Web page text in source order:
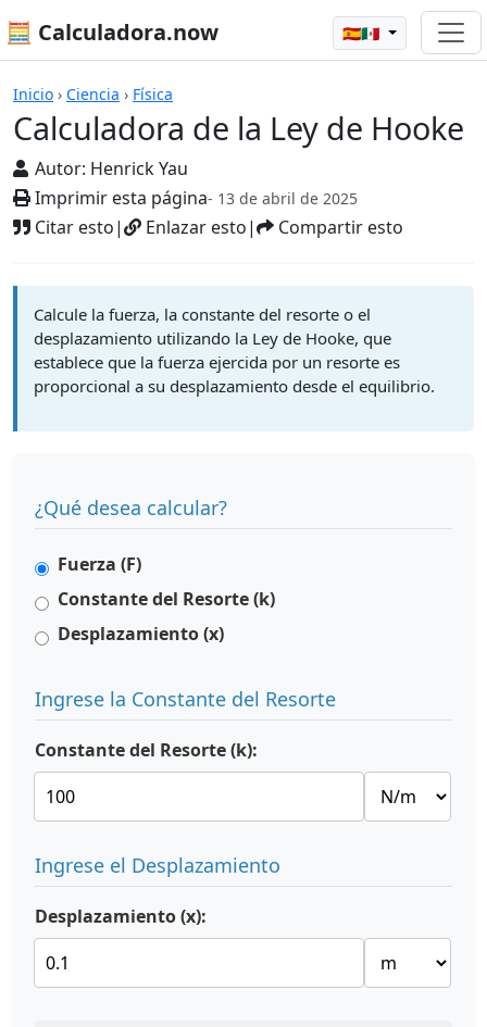
🧮 Calculadora.now 🇪🇸🇲🇽
Inicio › Ciencia › Física
Calculadora de la Ley de Hooke
Autor: Henrick Yau
Imprimir esta página- 13 de abril de 2025
Citar esto| Enlazar esto| Compartir esto
Calculadoras
Calcule la fuerza, la constante del resorte o el
desplazamiento utilizando la Ley de Hooke, que
establece que la fuerza ejercida por un resorte es
proporcional a su desplazamiento desde el equilibrio.
¿Qué desea calcular?
Fuerza (F)
Constante del Resorte (k)
Desplazamiento (x)
Ingrese la Constante del Resorte
Constante del Resorte (k):
Ingrese el Desplazamiento
Desplazamiento (x):